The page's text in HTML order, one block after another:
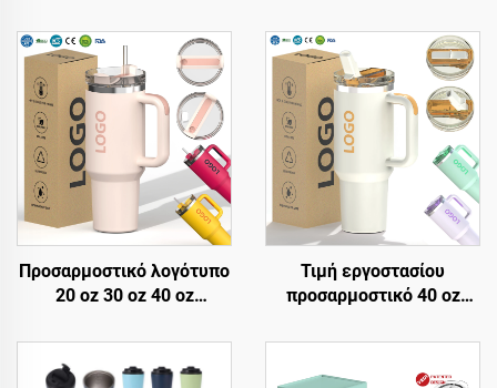
Προσαρμοστικό λογότυπο
20 oz 30 oz 40 oz
διπλή τοιχώμα κενού
μεταλλικό ταξιδιωτικό
Τιμή εργοστασίου
προσαρμοστικό 40 oz
επαναχρηστοποιούμενο,
από ανοξείδωτο χάλυβα,